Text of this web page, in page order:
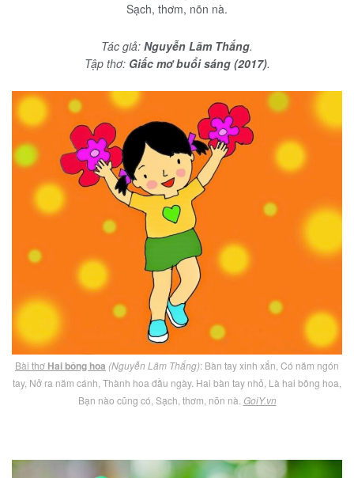
Sạch, thơm, nõn nà.
Tác giả: Nguyễn Lãm Thắng.
Tập thơ: Giấc mơ buổi sáng (2017).
Bài thơ Hai bông hoa (Nguyễn Lãm Thắng): Bàn tay xinh xắn, Có năm ngón
tay, Nở ra năm cánh, Thành hoa đầu ngày. Hai bàn tay nhỏ, Là hai bông hoa,
Bạn nào cũng có, Sạch, thơm, nõn nà. GoiY.vn